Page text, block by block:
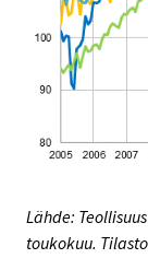
Lähde:
toukokuu.